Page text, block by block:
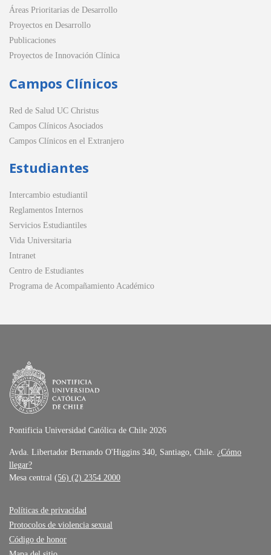
Áreas Prioritarias de Desarrollo
Proyectos en Desarrollo
Publicaciones
Proyectos de Innovación Clínica
Campos Clínicos
Red de Salud UC Christus
Campos Clínicos Asociados
Campos Clínicos en el Extranjero
Estudiantes
Intercambio estudiantil
Reglamentos Internos
Servicios Estudiantiles
Vida Universitaria
Intranet
Centro de Estudiantes
Programa de Acompañamiento Académico
Pontificia Universidad Católica de Chile 2026
Avda. Libertador Bernando O'Higgins 340, Santiago, Chile. ¿Cómo
llegar?
Mesa central (56) (2) 2354 2000
Políticas de privacidad
Protocolos de violencia sexual
Código de honor